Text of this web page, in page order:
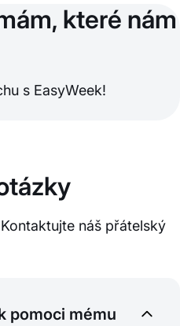
které nám
s EasyWeek!
náš přátelský
pomoci mému